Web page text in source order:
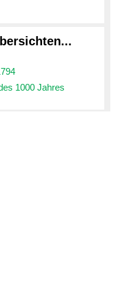
1000 Jahres